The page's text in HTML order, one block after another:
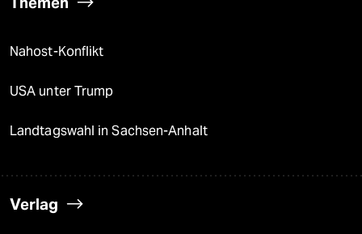
Nahost-Konflikt
USA unter Trump
Landtagswahl in Sachsen-Anhalt
Verlag